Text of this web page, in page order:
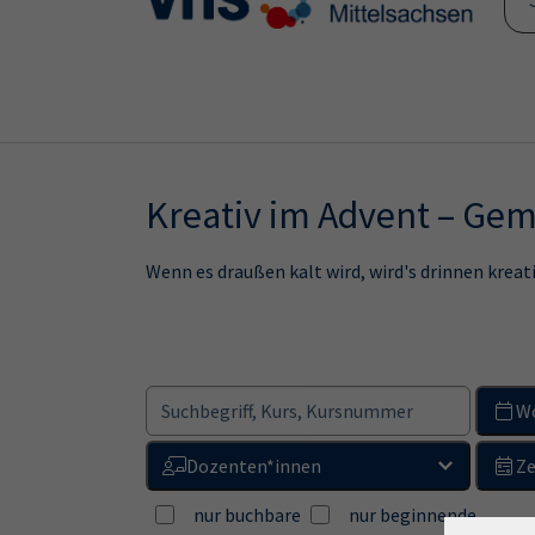
Skip to main content
Skip to page footer
Kreativ im Advent –
Wenn es draußen kalt wird, wird's drinnen
Dozenten*innen
nur buchbare nur beginnende